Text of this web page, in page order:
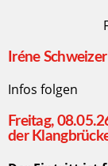
Iréne
Infos folgen
Freitag,
der